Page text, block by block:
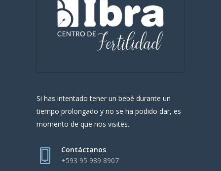
Si has intentado tener un bebé durante un
tiempo prolongado y no se ha podido dar, es
momento de que nos visites.
Contáctanos
+593 95 989 8907